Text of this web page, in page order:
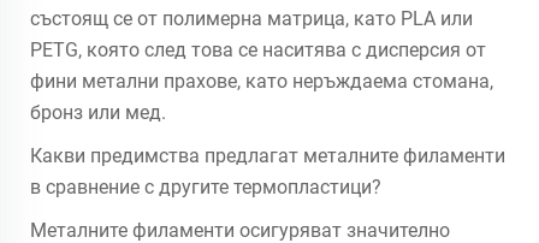
състоящ се от полимерна матрица, като PLA или
PETG, която след това се наситява с дисперсия от
фини метални прахове, като неръждаема стомана,
бронз или мед.
Какви предимства предлагат металните филаменти
в сравнение с другите термопластици?
Металните филаменти осигуряват значително